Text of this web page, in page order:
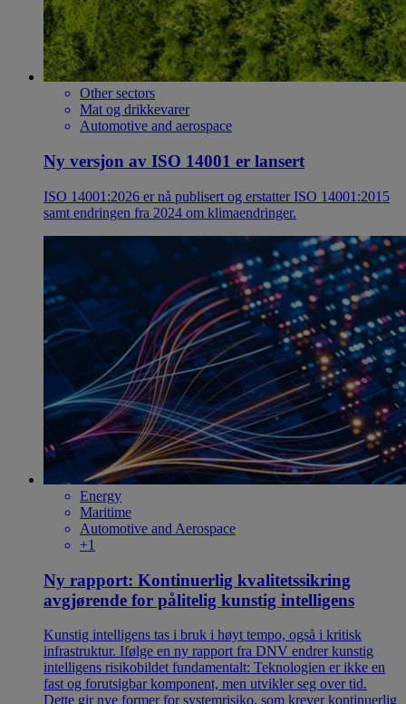
Other sectors
Mat og drikkevarer
Automotive and aerospace
Ny versjon av ISO 14001 er lansert
ISO 14001:2026 er nå publisert og erstatter ISO 14001:2015
samt endringen fra 2024 om klimaendringer.
Energy
Maritime
Automotive and Aerospace
+1
Ny rapport: Kontinuerlig kvalitetssikring
avgjørende for pålitelig kunstig intelligens
Kunstig intelligens tas i bruk i høyt tempo, også i kritisk
infrastruktur. Ifølge en ny rapport fra DNV endrer kunstig
intelligens risikobildet fundamentalt: Teknologien er ikke en
fast og forutsigbar komponent, men utvikler seg over tid.
Dette gir nye former for systemrisiko, som krever kontinuerlig